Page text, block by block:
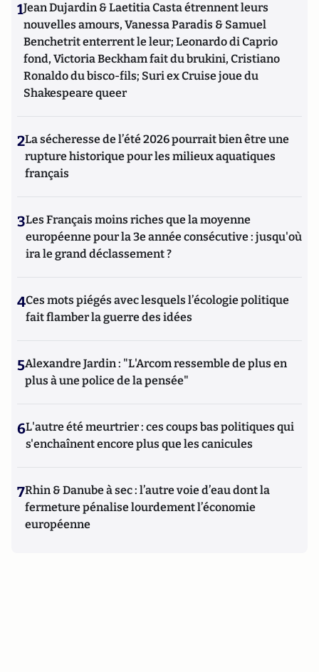
1Jean Dujardin & Laetitia Casta étrennent leurs
nouvelles amours, Vanessa Paradis & Samuel
Benchetrit enterrent le leur; Leonardo di Caprio
fond, Victoria Beckham fait du brukini, Cristiano
Ronaldo du bisco-fils; Suri ex Cruise joue du
Shakespeare queer
2La sécheresse de l’été 2026 pourrait bien être une
rupture historique pour les milieux aquatiques
français
3Les Français moins riches que la moyenne
européenne pour la 3e année consécutive : jusqu'où
ira le grand déclassement ?
4Ces mots piégés avec lesquels l’écologie politique
fait flamber la guerre des idées
5Alexandre Jardin : "L'Arcom ressemble de plus en
plus à une police de la pensée"
6L'autre été meurtrier : ces coups bas politiques qui
s'enchaînent encore plus que les canicules
7Rhin & Danube à sec : l’autre voie d’eau dont la
fermeture pénalise lourdement l’économie
européenne